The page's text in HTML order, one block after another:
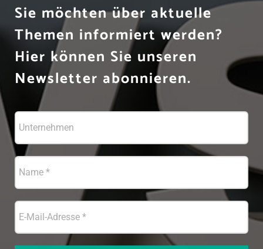
Sie möchten über aktuelle
Themen informiert werden?
Hier können Sie unseren
Newsletter abonnieren.